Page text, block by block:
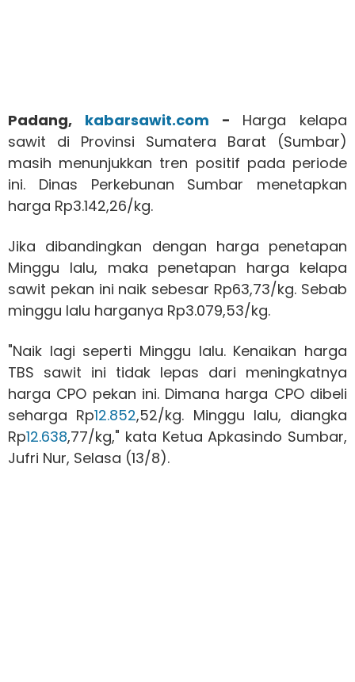
Padang, kabarsawit.com - Harga kelapa
sawit di Provinsi Sumatera Barat (Sumbar)
masih menunjukkan tren positif pada periode
ini. Dinas Perkebunan Sumbar menetapkan
harga Rp3.142,26/kg.
Jika dibandingkan dengan harga penetapan
Minggu lalu, maka penetapan harga kelapa
sawit pekan ini naik sebesar Rp63,73/kg. Sebab
minggu lalu harganya Rp3.079,53/kg.
"Naik lagi seperti Minggu lalu. Kenaikan harga
TBS sawit ini tidak lepas dari meningkatnya
harga CPO pekan ini. Dimana harga CPO dibeli
seharga Rp12.852,52/kg. Minggu lalu, diangka
Rp12.638,77/kg," kata Ketua Apkasindo Sumbar,
Jufri Nur, Selasa (13/8).